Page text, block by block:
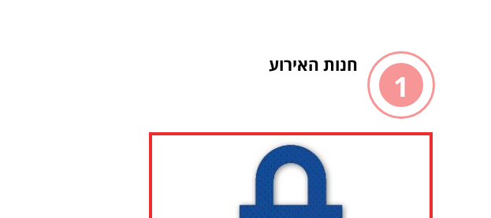
1
חנות האירוע